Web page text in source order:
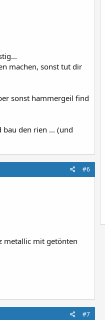
machen, sonst tut dir
sonst hammergeil find
den rien ... (und
#6
metallic mit getönten
#7